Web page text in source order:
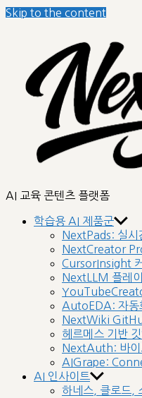
Skip to the content
nextplatform
AI 교육 콘텐츠 플랫폼
학습용 AI 제품군
NextPads: 실시
NextCreator
CursorInsight
NextLLM 플레
AutoEDA: 자동
NextWiki
헤르메스 기반
NextAuth: 바이
AIGrape:
AI 인사이트
하네스, 클로드,